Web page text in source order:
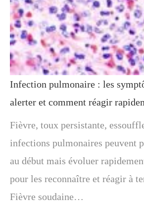
Infection pulmonaire : les
alerter et comment réagir
Fièvre, toux persistante,
infections pulmonaires peuvent
au début mais évoluer
pour les reconnaître et réagir à
Fièvre soudaine…